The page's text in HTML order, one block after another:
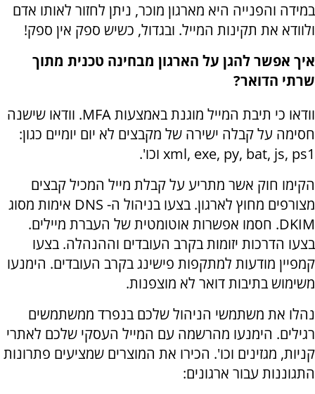
במידה והפנייה היא מארגון מוכר, ניתן לחזור לאותו אדם
ולוודא את תקינות המייל. ובגדול, כשיש ספק אין ספק!
איך אפשר להגן על הארגון מבחינה טכנית מתוך
שרתי הדואר?
וודאו כי תיבת המייל מוגנת באמצעות MFA. וודאו שישנה
חסימה על קבלה ישירה של מקבצים לא יום יומיים כגון:
xml, exe, py, bat, js, ps1 וכו'.
הקימו חוק אשר מתריע על קבלת מייל המכיל קבצים
מצורפים מחוץ לארגון. בצעו בניהול ה- DNS אימות מסוג
DKIM. חסמו אפשרות אוטומטית של העברת מיילים.
בצעו הדרכות יזומות בקרב העובדים וההנהלה. בצעו
קמפיין מודעות למתקפות פישינג בקרב העובדים. הימנעו
משימוש בתיבות דואר לא מוצפנות.
נהלו את משתמשי הניהול שלכם בנפרד ממשתמשים
רגילים. הימנעו מהרשמה עם המייל העסקי שלכם לאתרי
קניות, מגזינים וכו'. הכירו את המוצרים שמציעים פתרונות
התגוננות עבור ארגונים: